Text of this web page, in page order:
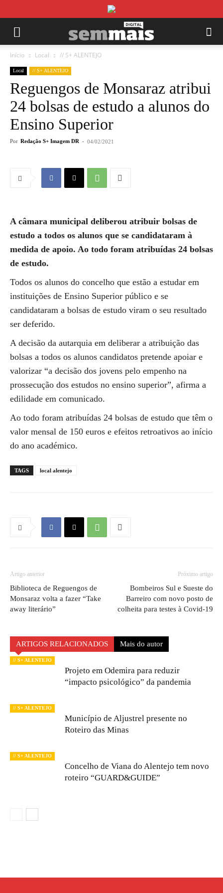
Início Local // S+ ALENTEJO
Local // S+ ALENTEJO
Reguengos de Monsaraz atribui
24 bolsas de estudo a alunos do
Ensino Superior
Por Redação S+ Imagem DR - 04/02/2021
A câmara municipal deliberou atribuir bolsas de
estudo a todos os alunos que se candidataram à
medida de apoio. Ao todo foram atribuídas 24 bolsas
de estudo.
Todos os alunos do concelho que estão a estudar em
instituições de Ensino Superior público e se
candidataram a bolsas de estudo viram o seu resultado
ser deferido.
A decisão da autarquia em deliberar a atribuição das
bolsas a todos os alunos candidatos pretende apoiar e
valorizar “a decisão dos jovens pelo empenho na
prossecução dos estudos no ensino superior”, afirma a
edilidade em comunicado.
Ao todo foram atribuídas 24 bolsas de estudo que têm o
valor mensal de 150 euros e efeitos retroativos ao início
do ano académico.
TAGS local alentejo
Artigo anterior
Biblioteca de Reguengos de
Monsaraz volta a fazer “Take
away literário”
Próximo artigo
Bombeiros Sul e Sueste do
Barreiro com novo posto de
colheita para testes à Covid-19
ARTIGOS RELACIONADOS Mais do autor
// S+ ALENTEJO
Projeto em Odemira para reduzir
“impacto psicológico” da pandemia
// S+ ALENTEJO
Município de Aljustrel presente no
Roteiro das Minas
// S+ ALENTEJO
Concelho de Viana do Alentejo tem novo
roteiro “GUARD&GUIDE”